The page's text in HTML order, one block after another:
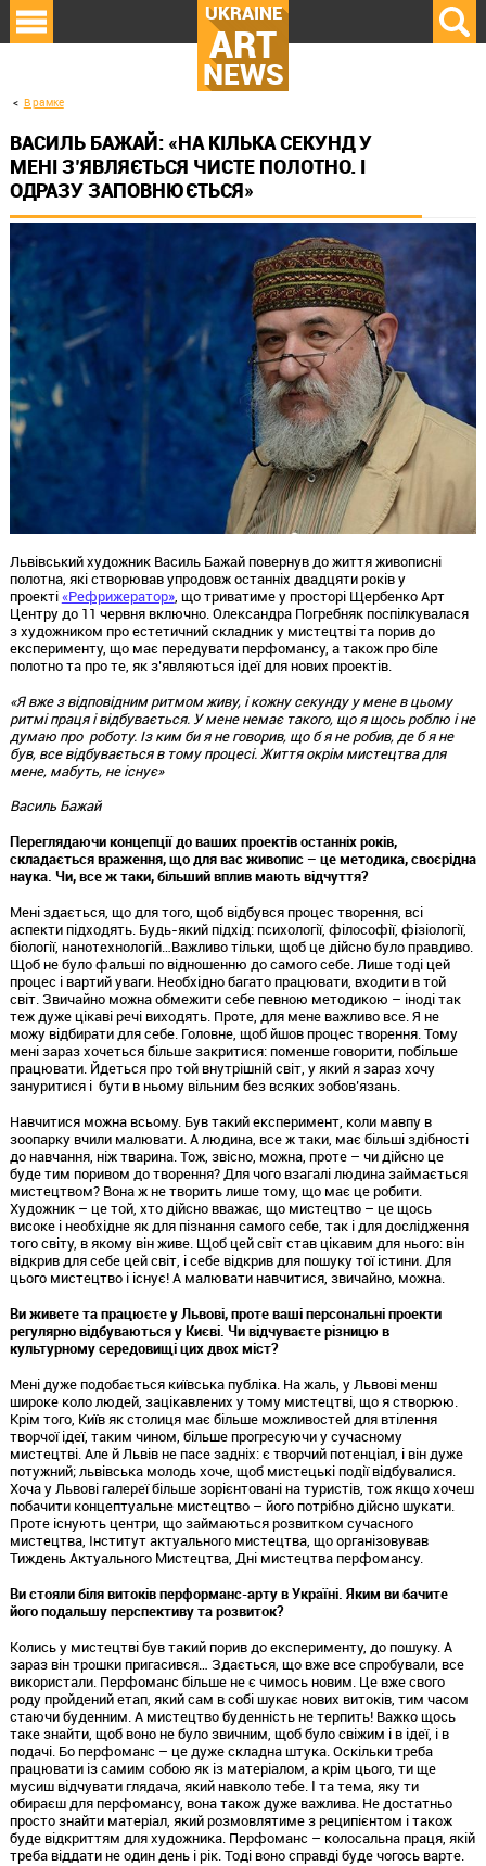
UKRAINE
ART
NEWS
В рамке
ВАСИЛЬ БАЖАЙ: «НА КІЛЬКА СЕКУНД У
МЕНІ З’ЯВЛЯЄТЬСЯ ЧИСТЕ ПОЛОТНО. І
ОДРАЗУ ЗАПОВНЮЄТЬСЯ»
Львівський художник Василь Бажай повернув до життя живописні
полотна, які створював упродовж останніх двадцяти років у
проекті«Рефрижератор», що триватиме у просторі Щербенко Арт
Центру до 11 червня включно. Олександра Погребняк поспілкувалася
з художником про естетичний складник у мистецтві та порив до
експерименту, що має передувати перфомансу, а також про біле
полотно та про те, як з’являються ідеї для нових проектів.
«Я вже з відповідним ритмом живу, і кожну секунду у мене в цьому
ритмі праця і відбувається. У мене немає такого, що я щось роблю і не
думаю про роботу. Із ким би я не говорив, що б я не робив, де б я не
був, все відбувається в тому процесі. Життя окрім мистецтва для
мене, мабуть, не існує»
Василь Бажай
Переглядаючи концепції до ваших проектів останніх років,
складається враження, що для вас живопис – це методика, своєрідна
наука. Чи, все ж таки, більший вплив мають відчуття?
Мені здається, що для того, щоб відбувся процес творення, всі
аспекти підходять. Будь-який підхід: психології, філософії, фізіології,
біології, нанотехнологій…Важливо тільки, щоб це дійсно було правдиво.
Щоб не було фальші по відношенню до самого себе. Лише тоді цей
процес і вартий уваги. Необхідно багато працювати, входити в той
світ. Звичайно можна обмежити себе певною методикою – іноді так
теж дуже цікаві речі виходять. Проте, для мене важливо все. Я не
можу відбирати для себе. Головне, щоб йшов процес творення. Тому
мені зараз хочеться більше закритися: поменше говорити, побільше
працювати. Йдеться про той внутрішній світ, у який я зараз хочу
зануритися і бути в ньому вільним без всяких зобов’язань.
Навчитися можна всьому. Був такий експеримент, коли мавпу в
зоопарку вчили малювати. А людина, все ж таки, має більші здібності
до навчання, ніж тварина. Тож, звісно, можна, проте – чи дійсно це
буде тим поривом до творення? Для чого взагалі людина займається
мистецтвом? Вона ж не творить лише тому, що має це робити.
Художник – це той, хто дійсно вважає, що мистецтво – це щось
високе і необхідне як для пізнання самого себе, так і для дослідження
того світу, в якому він живе. Щоб цей світ став цікавим для нього: він
відкрив для себе цей світ, і себе відкрив для пошуку тої істини. Для
цього мистецтво і існує! А малювати навчитися, звичайно, можна.
Ви живете та працюєте у Львові, проте ваші персональні проекти
регулярно відбуваються у Києві. Чи відчуваєте різницю в
культурному середовищі цих двох міст?
Мені дуже подобається київська публіка. На жаль, у Львові менш
широке коло людей, зацікавлених у тому мистецтві, що я створюю.
Крім того, Київ як столиця має більше можливостей для втілення
творчої ідеї, таким чином, більше прогресуючи у сучасному
мистецтві. Але й Львів не пасе задніх: є творчий потенціал, і він дуже
потужний; львівська молодь хоче, щоб мистецькі події відбувалися.
Хоча у Львові галереї більше зорієнтовані на туристів, тож якщо хочеш
побачити концептуальне мистецтво – його потрібно дійсно шукати.
Проте існують центри, що займаються розвитком сучасного
мистецтва, Інститут актуального мистецтва, що організовував
Тиждень Актуального Мистецтва, Дні мистецтва перфомансу.
Ви стояли біля витоків перформанс-арту в Україні. Яким ви бачите
його подальшу перспективу та розвиток?
Колись у мистецтві був такий порив до експерименту, до пошуку. А
зараз він трошки пригасився… Здається, що вже все спробували, все
використали. Перфоманс більше не є чимось новим. Це вже свого
роду пройдений етап, який сам в собі шукає нових витоків, тим часом
стаючи буденним. А мистецтво буденність не терпить! Важко щось
таке знайти, щоб воно не було звичним, щоб було свіжим і в ідеї, і в
подачі. Бо перфоманс – це дуже складна штука. Оскільки треба
працювати із самим собою як із матеріалом, а крім цього, ти ще
мусиш відчувати глядача, який навколо тебе. І та тема, яку ти
обираєш для перфомансу, вона також дуже важлива. Не достатньо
просто знайти матеріал, який розмовлятиме з реципієнтом і також
буде відкриттям для художника. Перфоманс – колосальна праця, якій
треба віддати не один день і рік. Тоді воно справді буде чогось варте.